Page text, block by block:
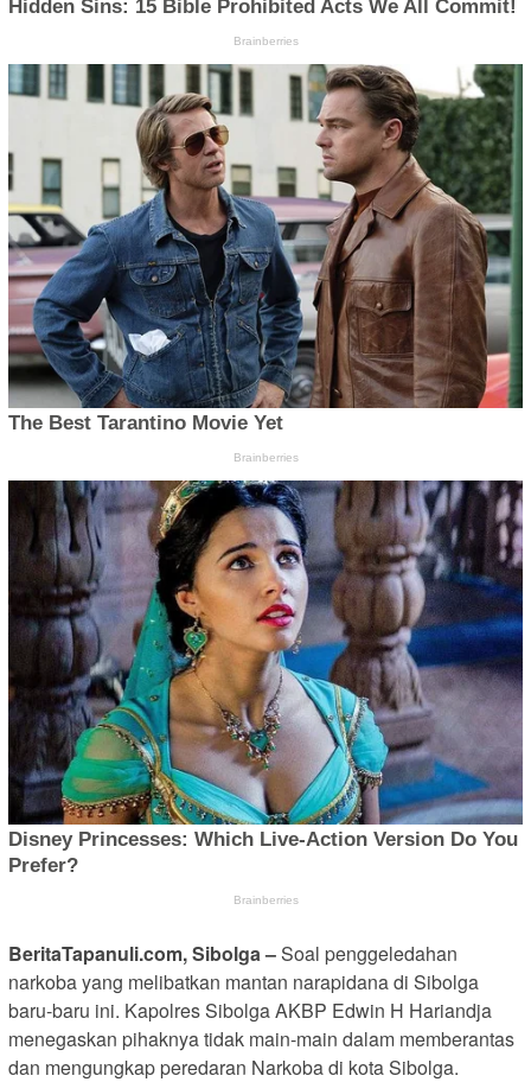
BeritaTapanuli.com, Sibolga –Soal penggeledahan
narkoba yang melibatkan mantan narapidana di Sibolga
baru-baru ini. Kapolres Sibolga AKBP Edwin H Hariandja
menegaskan pihaknya tidak main-main dalam memberantas
dan mengungkap peredaran Narkoba di kota Sibolga.